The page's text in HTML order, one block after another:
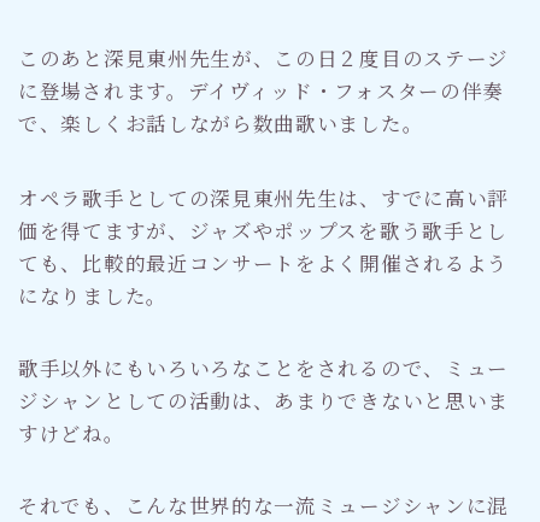
このあと深見東州先生が、この日２度目のステージ
に登場されます。デイヴィッド・フォスターの伴奏
で、楽しくお話しながら数曲歌いました。
オペラ歌手としての深見東州先生は、すでに高い評
価を得てますが、ジャズやポップスを歌う歌手とし
ても、比較的最近コンサートをよく開催されるよう
になりました。
歌手以外にもいろいろなことをされるので、ミュー
ジシャンとしての活動は、あまりできないと思いま
すけどね。
それでも、こんな世界的な一流ミュージシャンに混